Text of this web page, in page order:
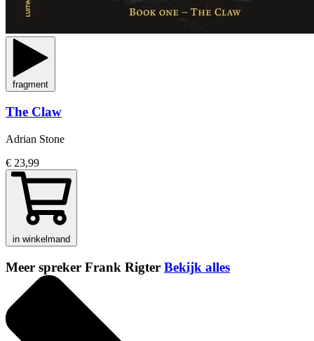
fragment
The Claw
Adrian Stone
€ 23,99
in winkelmand
Meer spreker Frank Rigter Bekijk alles